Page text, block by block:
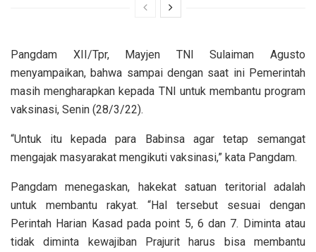
Pangdam XII/Tpr, Mayjen TNI Sulaiman Agusto
menyampaikan, bahwa sampai dengan saat ini Pemerintah
masih mengharapkan kepada TNI untuk membantu program
vaksinasi, Senin (28/3/22).
“Untuk itu kepada para Babinsa agar tetap semangat
mengajak masyarakat mengikuti vaksinasi,” kata Pangdam.
Pangdam menegaskan, hakekat satuan teritorial adalah
untuk membantu rakyat. “Hal tersebut sesuai dengan
Perintah Harian Kasad pada point 5, 6 dan 7. Diminta atau
tidak diminta kewajiban Prajurit harus bisa membantu